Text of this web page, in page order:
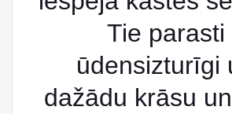
Tie parasti
ūdensizturīgi
dažādu krāsu